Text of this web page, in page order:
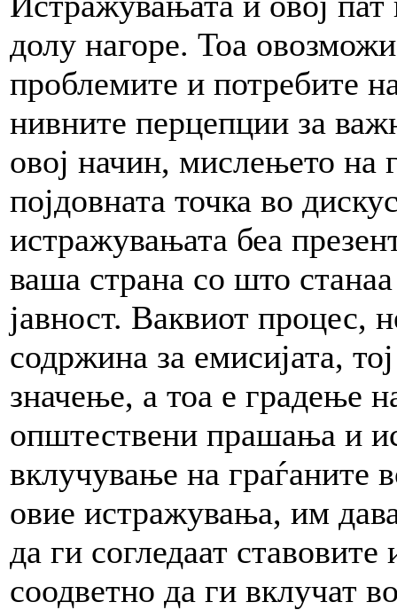
долу нагоре. Тоа
проблемите и потребите
нивните перцепции за
овој начин, мислењето на
појдовната точка во
истражувањата беа
ваша страна со што
јавност. Ваквиот процес,
содржина за емисијата,
значење, а тоа е градење
општествени прашања и
вклучување на граѓаните
овие истражувања, им
да ги согледаат
соодветно да ги вклучат